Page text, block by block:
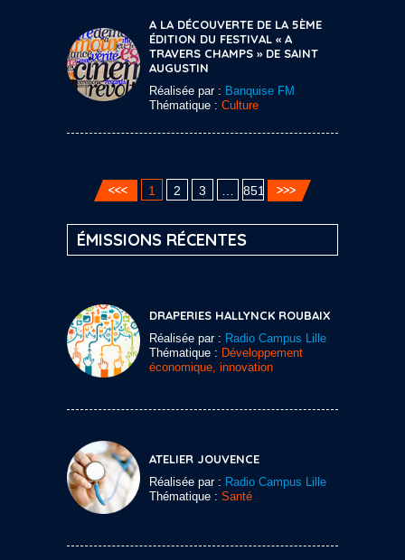
A LA DÉCOUVERTE DE LA 5ÈME
ÉDITION DU FESTIVAL « A
TRAVERS CHAMPS » DE SAINT
AUGUSTIN
Réalisée par : Banquise FM
Thématique : Culture
1 2 3 851
ÉMISSIONS RÉCENTES
DRAPERIES HALLYNCK ROUBAIX
Réalisée par : Radio Campus Lille
Thématique : Développement
économique, innovation
ATELIER JOUVENCE
Réalisée par : Radio Campus Lille
Thématique : Santé